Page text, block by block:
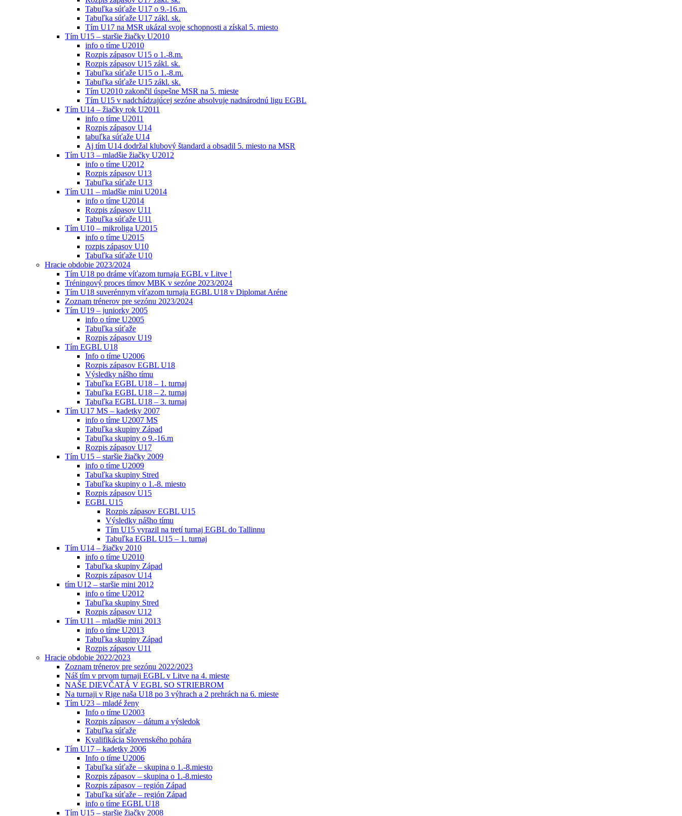
Tabuľka súťaže U17 o 9.-16.m.
Tabuľka súťaže U17 zákl. sk.
Tím U17 na MSR ukázal svoje schopnosti a získal 5. miesto
Tím U15 – staršie žiačky U2010
info o tíme U2010
Rozpis zápasov U15 o 1.-8.m.
Rozpis zápasov U15 zákl. sk.
Tabuľka súťaže U15 o 1.-8.m.
Tabuľka súťaže U15 zákl. sk.
Tím U2010 zakončil úspešne MSR na 5. mieste
Tím U15 v nadchádzajúcej sezóne absolvuje nadnárodnú ligu EGBL
Tím U14 – žiačky rok U2011
info o tíme U2011
Rozpis zápasov U14
tabuľka súťaže U14
Aj tím U14 dodržal klubový štandard a obsadil 5. miesto na MSR
Tím U13 – mladšie žiačky U2012
info o tíme U2012
Rozpis zápasov U13
Tabuľka súťaže U13
Tím U11 – mladšie mini U2014
info o tíme U2014
Rozpis zápasov U11
Tabuľka súťaže U11
Tím U10 – mikroliga U2015
info o tíme U2015
rozpis zápasov U10
Tabuľka súťaže U10
Hracie obdobie 2023/2024
Tím U18 po dráme víťazom turnaja EGBL v Litve !
Tréningový proces tímov MBK v sezóne 2023/2024
Tím U18 suverénnym víťazom turnaja EGBL U18 v Diplomat Aréne
Zoznam trénerov pre sezónu 2023/2024
Tím U19 – juniorky 2005
info o tíme U2005
Tabuľka súťaže
Rozpis zápasov U19
Tím EGBL U18
Info o tíme U2006
Rozpis zápasov EGBL U18
Výsledky nášho tímu
Tabuľka EGBL U18 – 1. turnaj
Tabuľka EGBL U18 – 2. turnaj
Tabuľka EGBL U18 – 3. turnaj
Tím U17 MS – kadetky 2007
info o tíme U2007 MS
Tabuľka skupiny Západ
Tabuľka skupiny o 9.-16.m
Rozpis zápasov U17
Tím U15 – staršie žiačky 2009
info o tíme U2009
Tabuľka skupiny Stred
Tabuľka skupiny o 1.-8. miesto
Rozpis zápasov U15
EGBL U15
Rozpis zápasov EGBL U15
Výsledky nášho tímu
Tím U15 vyrazil na tretí turnaj EGBL do Tallinnu
Tabuľka EGBL U15 – 1. turnaj
Tím U14 – žiačky 2010
info o tíme U2010
Tabuľka skupiny Západ
Rozpis zápasov U14
tím U12 – staršie mini 2012
info o tíme U2012
Tabuľka skupiny Stred
Rozpis zápasov U12
Tím U11 – mladšie mini 2013
info o tíme U2013
Tabuľka skupiny Západ
Rozpis zápasov U11
Hracie obdobie 2022/2023
Zoznam trénerov pre sezónu 2022/2023
Náš tím v prvom turnaji EGBL v Litve na 4. mieste
NAŠE DIEVČATÁ V EGBL SO STRIEBROM
Na turnaji v Rige naša U18 po 3 výhrach a 2 prehrách na 6. mieste
Tím U23 – mladé ženy
Info o tíme U2003
Rozpis zápasov – dátum a výsledok
Tabuľka súťaže
Kvalifikácia Slovenského pohára
Tím U17 – kadetky 2006
Info o tíme U2006
Tabuľka súťaže – skupina o 1.-8.miesto
Rozpis zápasov – skupina o 1.-8.miesto
Rozpis zápasov – región Západ
Tabuľka súťaže – región Západ
info o tíme EGBL U18
Tím U15 – staršie žiačky 2008